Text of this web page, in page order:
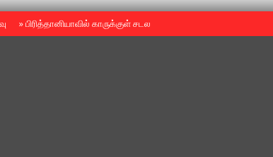
»பிரித்தானியாவில் காருக்குள் சடலம் -தமிழருடையதா ?